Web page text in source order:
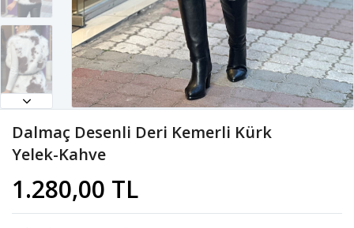
Dalmaç Desenli Deri Kemerli Kürk
Yelek-Kahve
1.280,00 TL